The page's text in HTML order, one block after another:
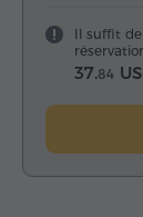
Il suffit
37.84